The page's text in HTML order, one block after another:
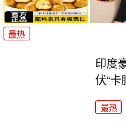
最热
印度
伏“卡
最热